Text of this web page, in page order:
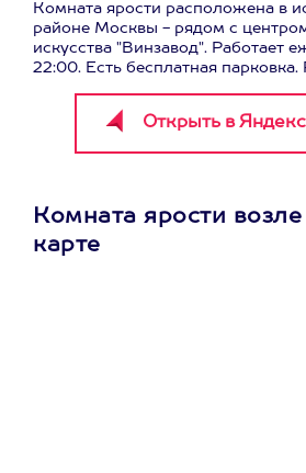
Комната ярости расположена в
районе Москвы - рядом с
искусства "Винзавод". Работает
22:00. Есть бесплатная
Комната ярости
карте